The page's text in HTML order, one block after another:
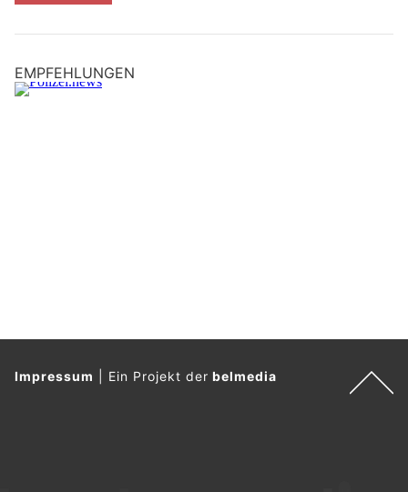
EMPFEHLUNGEN
Impressum Ein Projekt derbelmedia